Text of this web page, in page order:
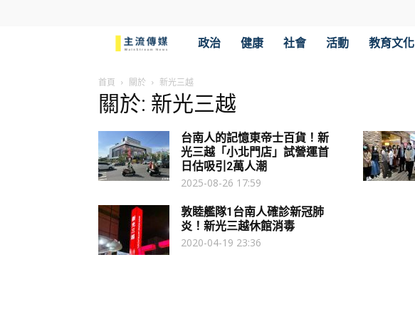
流
傳
媒
政治 健康 社會 活動 教育文化
首頁 關於 新光三越
關於: 新光三越
台南人的記憶東帝士百貨！新
光三越「小北門店」試營運首
日估吸引2萬人潮
2025-08-26 17:59
敦睦艦隊1台南人確診新冠肺
炎！新光三越休館消毒
2020-04-19 23:36